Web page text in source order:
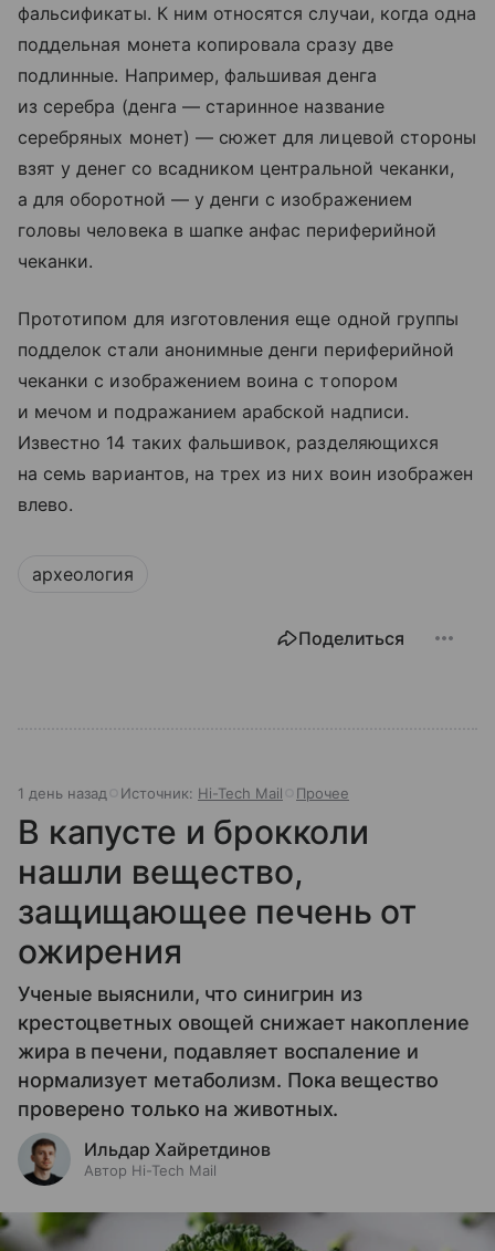
фальсификаты. К ним относятся случаи, когда одна
поддельная монета копировала сразу две
подлинные. Например, фальшивая денга
из серебра (денга — старинное название
серебряных монет) — сюжет для лицевой стороны
взят у денег со всадником центральной чеканки,
а для оборотной — у денги с изображением
головы человека в шапке анфас периферийной
чеканки.
Прототипом для изготовления еще одной группы
подделок стали анонимные денги периферийной
чеканки с изображением воина с топором
и мечом и подражанием арабской надписи.
Известно 14 таких фальшивок, разделяющихся
на семь вариантов, на трех из них воин изображен
влево.
археология
Поделиться
1 день назад Источник: Hi-Tech Mail Прочее
В капусте и брокколи
нашли вещество,
защищающее печень от
ожирения
Ученые выяснили, что синигрин из
крестоцветных овощей снижает накопление
жира в печени, подавляет воспаление и
нормализует метаболизм. Пока вещество
проверено только на животных.
Ильдар Хайретдинов
Автор Hi-Tech Mail